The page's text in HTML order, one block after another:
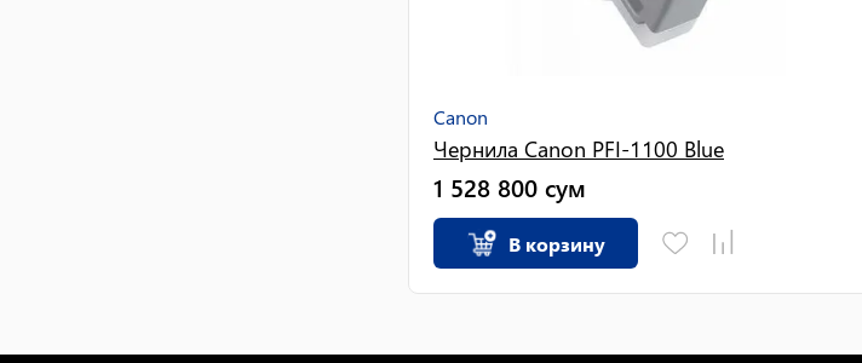
Canon
Чернила Canon PFI-1100 Blue
1 528 800 сум
В корзину